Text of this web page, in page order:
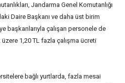
Jandarma Genel Komutanlığı
Daire Başkanı ve daha üst birim
başkanlarıyla çalışan personele de
üzere 1,20 TL fazla çalışma ücreti
bağlı yurtlarda, fazla mesai